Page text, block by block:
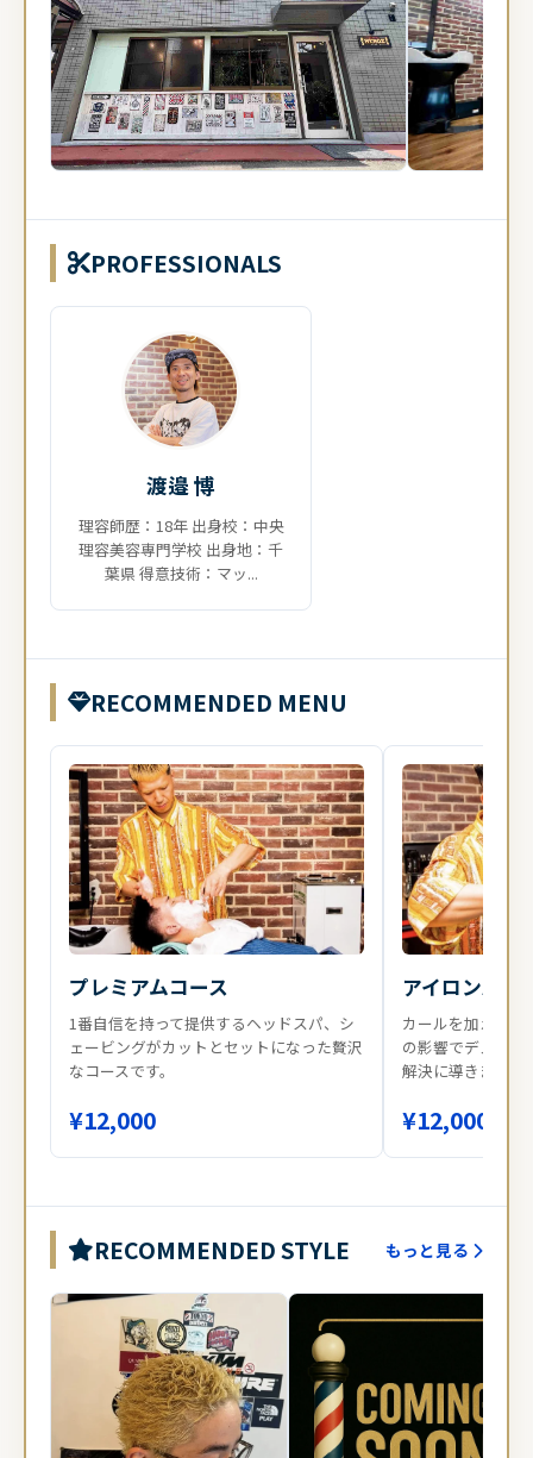
PROFESSIONALS
渡邉 博
理容師歴：18年 出身校：中央
理容美容専門学校 出身地：千
葉県 得意技術：マッ...
RECOMMENDED MENU
プレミアムコース
1番自信を持って提供するヘッドスパ、シ
ェービングがカットとセットになった贅沢
なコースです。
¥12,000
アイロンパ
カールを加える事
の影響でデメリッ
解決に導きます。
¥12,000
RECOMMENDED STYLE もっと見る